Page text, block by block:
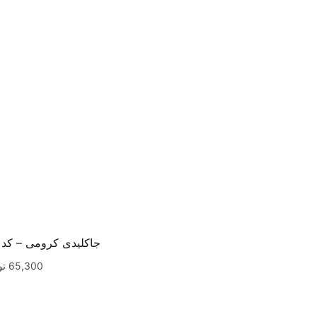
جاکلیدی کرومی – کد۶۵۱
65,300